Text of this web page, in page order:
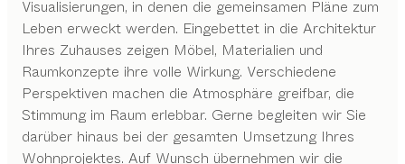
Visualisierungen, in denen die gemeinsamen Pläne zum
Leben erweckt werden. Eingebettet in die Architektur
Ihres Zuhauses zeigen Möbel, Materialien und
Raumkonzepte ihre volle Wirkung. Verschiedene
Perspektiven machen die Atmosphäre greifbar, die
Stimmung im Raum erlebbar. Gerne begleiten wir Sie
darüber hinaus bei der gesamten Umsetzung Ihres
Wohnprojektes. Auf Wunsch übernehmen wir die